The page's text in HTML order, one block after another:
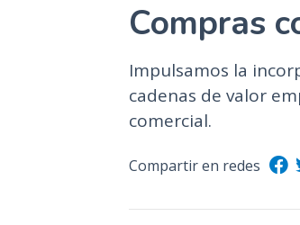
Compras
Impulsamos la
cadenas de valor
comercial.
Compartir en redes